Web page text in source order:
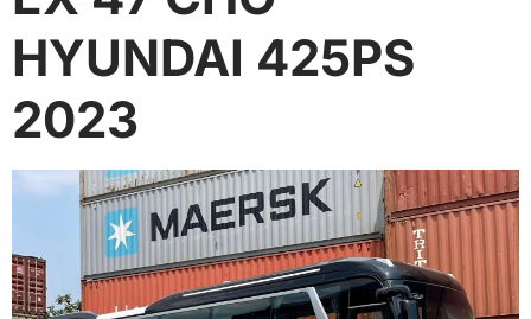
HYUNDAI 425PS
2023